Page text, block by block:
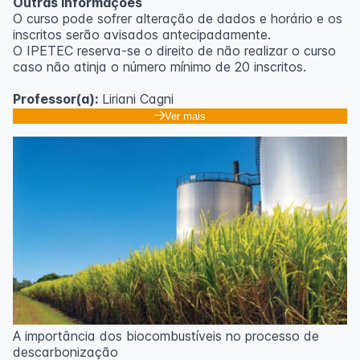
O curso pode sofrer alteração de dados e horário e os
inscritos serão avisados ​​antecipadamente.
O IPETEC reserva-se o direito de não realizar o curso
caso não atinja o número mínimo de 20 inscritos.
Professor(a): Liriani Cagni
Ver mais
A importância dos biocombustíveis no processo de
descarbonização